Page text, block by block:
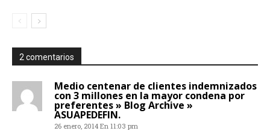
2 comentarios
Medio centenar de clientes indemnizados
con 3 millones en la mayor condena por
preferentes » Blog Archive »
ASUAPEDEFIN.
26 enero, 2014 En 11:03 pm